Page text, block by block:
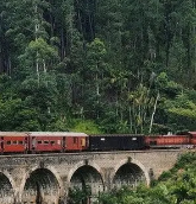
( un grupo de